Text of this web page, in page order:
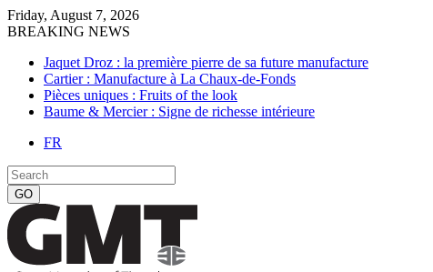
Friday, August 7, 2026
BREAKING NEWS
Jaquet Droz : la première pierre de sa future manufacture
Cartier : Manufacture à La Chaux-de-Fonds
Pièces uniques : Fruits of the look
Baume & Mercier : Signe de richesse intérieure
FR